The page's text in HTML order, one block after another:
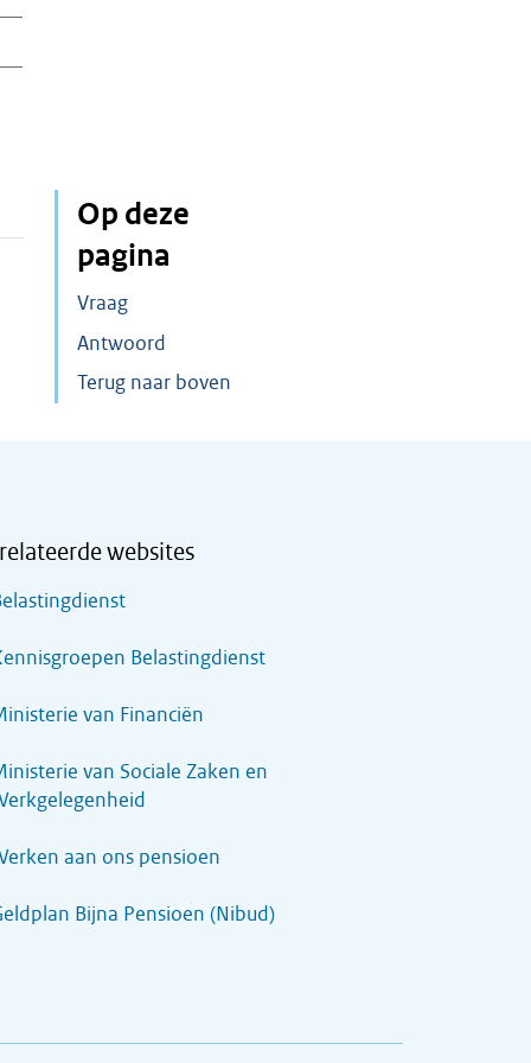
Op deze
pagina
Vraag
Antwoord
Terug naar boven
websites
Belastingdienst
van Financiën
van Sociale Zaken en
aan ons pensioen
Bijna Pensioen (Nibud)